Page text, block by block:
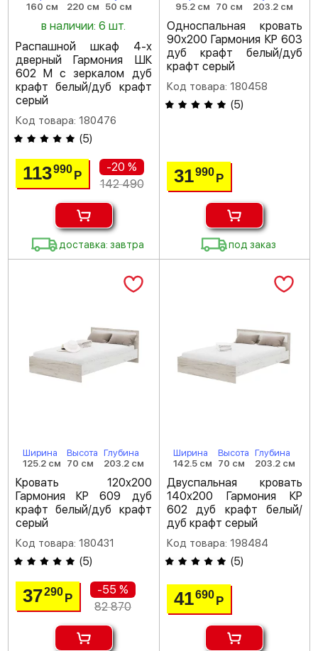
160 см
220 см
50 см
в наличии: 6 шт.
Распашной шкаф 4-х
дверный Гармония ШК
602 М с зеркалом дуб
крафт белый/дуб крафт
серый
Код товара: 180476
(5)
113990Р
-20 %
142 490
доставка: завтра
95.2 см
70 см
203.2 см
Односпальная кровать
90х200 Гармония КР 603
дуб крафт белый/дуб
крафт серый
Код товара: 180458
(5)
31990 Р
под заказ
Ширина
125.2 см
Высота
70 см
Глубина
203.2 см
Кровать 120х200
Гармония КР 609 дуб
крафт белый/дуб крафт
серый
Код товара: 180431
(5)
37290Р
-55 %
82 870
Ширина
142.5 см
Высота
70 см
Глубина
203.2 см
Двуспальная кровать
140х200 Гармония КР
602 дуб крафт белый/
дуб крафт серый
Код товара: 198484
(5)
41690 Р